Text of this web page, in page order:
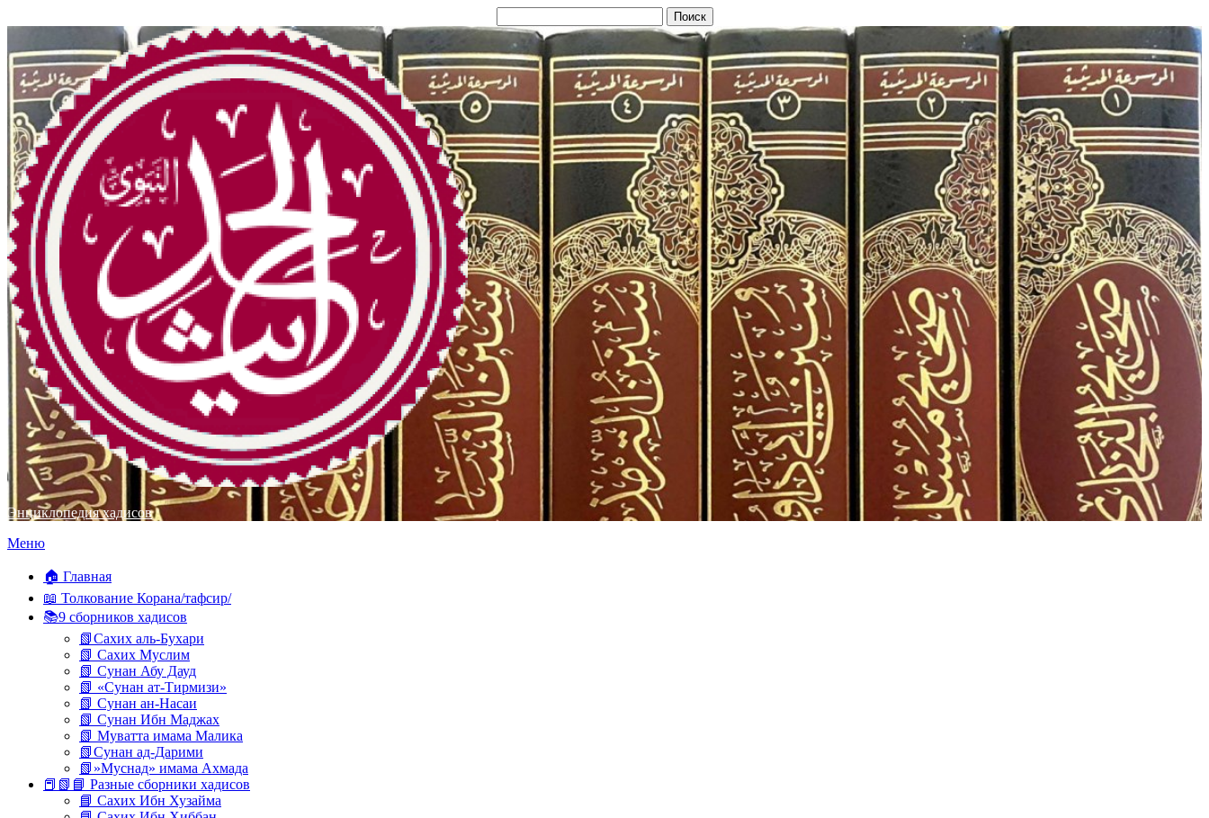
Энциклопедия хадисов
Перейти
содержимому
Меню
🏠 Главная
📖 Толкование Корана/тафсир/
📚9 сборников хадисов
📗Сахих аль-Бухари
📗 Сахих Муслим
📗 Сунан Абу Дауд
📗 «Сунан ат-Тирмизи»
📗 Сунан ан-Насаи
📗 Сунан Ибн Маджах
📗 Муватта имама Малика
📗Сунан ад-Дарими
📗»Муснад» имама Ахмада
📕📗📘 Разные сборники хадисов
📘 Сахих Ибн Хузайма